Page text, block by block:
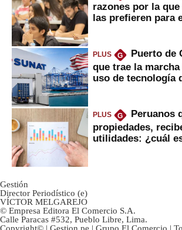
razones por la
las prefieren para
PLUS G
Puerto de
que trae la
uso de tecnología
PLUS G
Peruanos
propiedades,
utilidades: ¿cuál
Gestión
Director Periodístico (e)
VÍCTOR MELGAREJO
© Empresa Editora El Comercio S.A.
Calle Paracas #532, Pueblo Libre, Lima.
Copyright© | Gestion.pe | Grupo El Comercio |